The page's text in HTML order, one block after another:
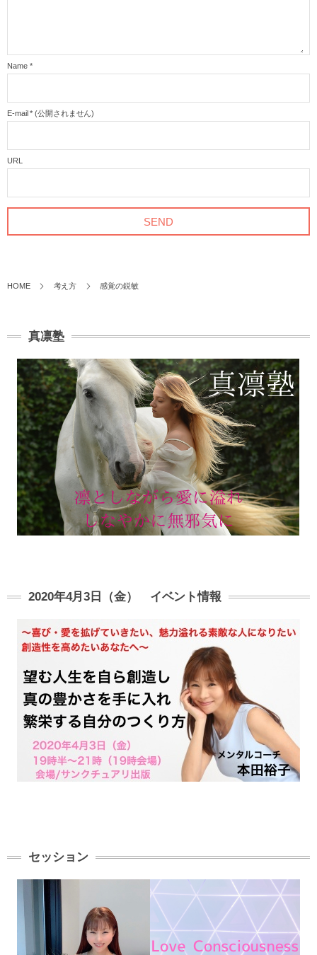
Name *
E-mail * (公開されません)
URL
HOME 考え方 感覚の鋭敏
真凛塾
2020年4月3日（金） イベント情報
セッション